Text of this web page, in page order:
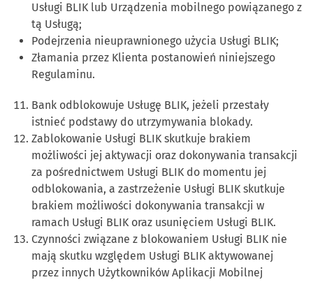
Usługi BLIK lub Urządzenia mobilnego powiązanego z
tą Usługą;
Podejrzenia nieuprawnionego użycia Usługi BLIK;
Złamania przez Klienta postanowień niniejszego
Regulaminu.
Bank odblokowuje Usługę BLIK, jeżeli przestały
istnieć podstawy do utrzymywania blokady.
Zablokowanie Usługi BLIK skutkuje brakiem
możliwości jej aktywacji oraz dokonywania transakcji
za pośrednictwem Usługi BLIK do momentu jej
odblokowania, a zastrzeżenie Usługi BLIK skutkuje
brakiem możliwości dokonywania transakcji w
ramach Usługi BLIK oraz usunięciem Usługi BLIK.
Czynności związane z blokowaniem Usługi BLIK nie
mają skutku względem Usługi BLIK aktywowanej
przez innych Użytkowników Aplikacji Mobilnej